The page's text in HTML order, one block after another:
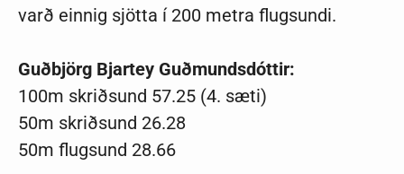
varð einnig sjötta í 200 metra flugsundi.
Guðbjörg Bjartey Guðmundsdóttir:
100m skriðsund 57.25 (4. sæti)
50m skriðsund 26.28
50m flugsund 28.66